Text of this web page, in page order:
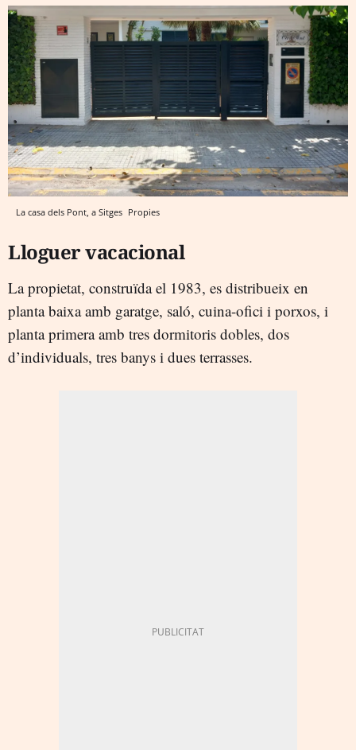
La casa dels Pont, a Sitges Propies
Lloguer vacacional
La propietat, construïda el 1983, es distribueix en
planta baixa amb garatge, saló, cuina-ofici i porxos, i
planta primera amb tres dormitoris dobles, dos
d’individuals, tres banys i dues terrasses.